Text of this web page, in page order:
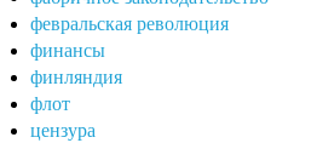
февральская революция
финансы
финляндия
флот
цензура